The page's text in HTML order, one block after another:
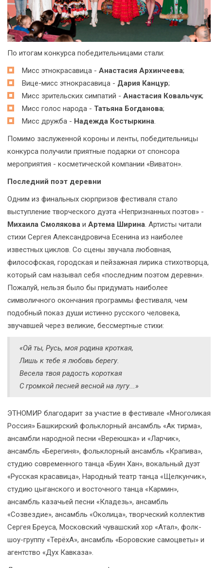
По итогам конкурса победительницами стали:
Мисс этнокрасавица - Анастасия Архинчеева;
Вице-мисс этнокрасавица - Дария Канцур;
Мисс зрительских симпатий - Анастасия Ковальчук;
Мисс голос народа - Татьяна Богданова;
Мисс дружба - Надежда Костыркина.
Помимо заслуженной короны и ленты, победительницы
конкурса получили приятные подарки от спонсора
мероприятия - косметической компании «Виватон».
Последний поэт деревни
Одним из финальных сюрпризов фестиваля стало
выступление творческого дуэта «Непризнанных поэтов» -
Михаила Смолякова и Артема Ширина. Артисты читали
стихи Сергея Александровича Есенина из наиболее
известных циклов. Со сцены звучала любовная,
философская, городская и пейзажная лирика стихотворца,
который сам называл себя «последним поэтом деревни».
Пожалуй, нельзя было бы придумать наиболее
символичного окончания программы фестиваля, чем
подобный показ души истинно русского человека,
звучавшей через великие, бессмертные стихи:
«Ой ты, Русь, моя родина кроткая,
Лишь к тебе я любовь берегу.
Весела твоя радость короткая
С громкой песней весной на лугу...»
ЭТНОМИР благодарит за участие в фестивале «Многоликая
Россия» Башкирский фольклорный ансамбль «Ак тирма»,
ансамбли народной песни «Вереюшка» и «Ларчик»,
ансамбль «Берегиня», фольклорный ансамбль «Крапива»,
студию современного танца «Буин Хан», вокальный дуэт
«Русская красавица», Народный театр танца «Щелкунчик»,
студию цыганского и восточного танца «Кармин»,
ансамбль казачьей песни «Кладезь», ансамбль
«Созвездие», ансамбль «Околица», творческий коллектив
Сергея Бреуса, Московский чувашский хор «Атал», фолк-
шоу-группу «ТерёхА», ансамбль «Боровские самоцветы» и
агентство «Дух Кавказа».